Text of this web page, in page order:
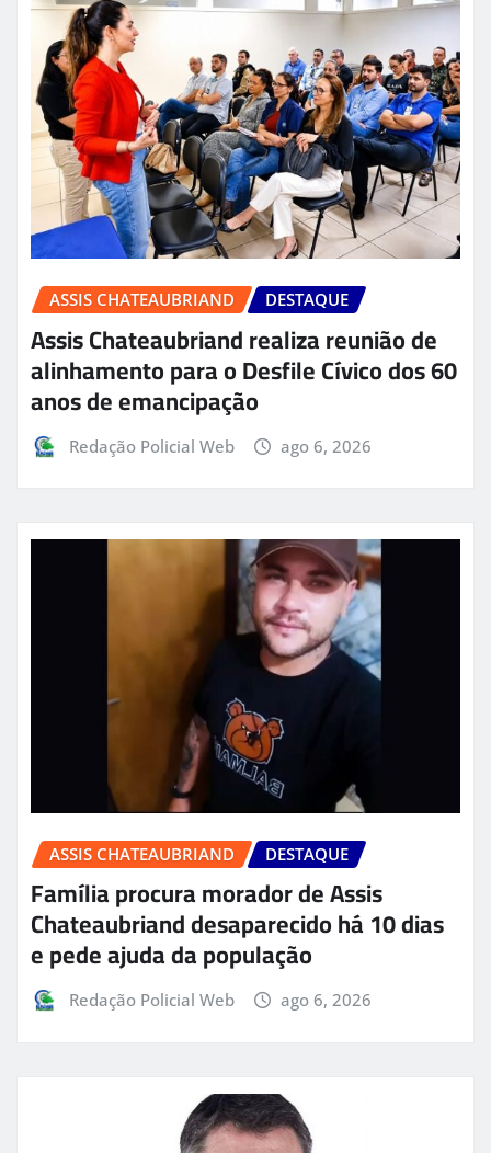
ASSIS CHATEAUBRIAND DESTAQUE
Assis Chateaubriand realiza reunião de
alinhamento para o Desfile Cívico dos 60
anos de emancipação
Redação Policial Web ago 6, 2026
ASSIS CHATEAUBRIAND DESTAQUE
Família procura morador de Assis
Chateaubriand desaparecido há 10 dias
e pede ajuda da população
Redação Policial Web ago 6, 2026